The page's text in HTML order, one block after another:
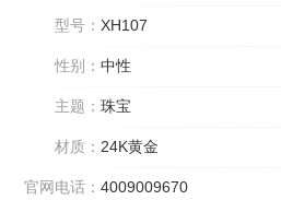
型号： XH107
性别： 中性
主题： 珠宝
材质： 24K黄金
官网电话： 4009009670